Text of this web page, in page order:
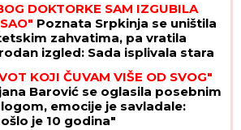
DOKTORKE SAM IZGUBILA
Poznata Srpkinja se uništila
zahvatima, pa vratila
izgled: Sada isplivala stara
KOJI ČUVAM VIŠE OD SVOG"
Barović se oglasila posebnim
emocije je savladale:
je 10 godina"